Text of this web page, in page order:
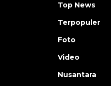
Top News
Terpopuler
Foto
Video
Nusantara